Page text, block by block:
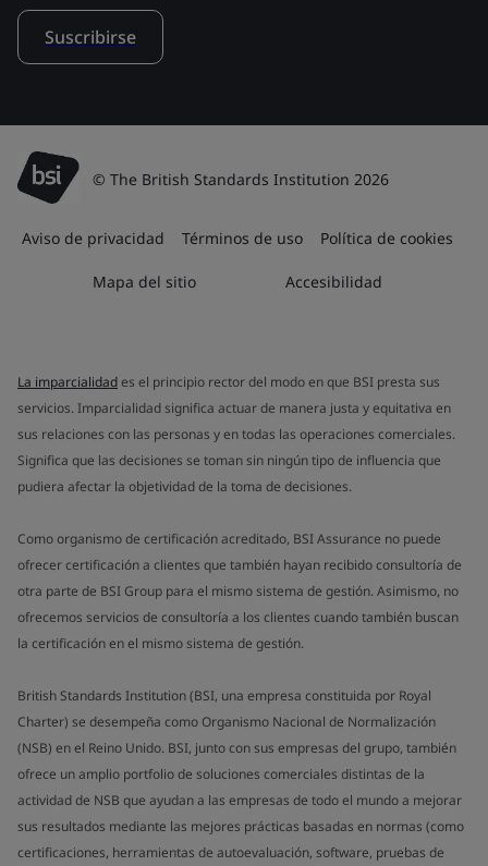
Suscribirse
© The British Standards Institution 2026
Aviso de privacidad Términos de uso Política de cookies
Mapa del sitio Accesibilidad
La imparcialidades el principio rector del modo en que BSI presta sus
servicios. Imparcialidad significa actuar de manera justa y equitativa en
sus relaciones con las personas y en todas las operaciones comerciales.
Significa que las decisiones se toman sin ningún tipo de influencia que
pudiera afectar la objetividad de la toma de decisiones.
Como organismo de certificación acreditado, BSI Assurance no puede
ofrecer certificación a clientes que también hayan recibido consultoría de
otra parte de BSI Group para el mismo sistema de gestión. Asimismo, no
ofrecemos servicios de consultoría a los clientes cuando también buscan
la certificación en el mismo sistema de gestión.
British Standards Institution (BSI, una empresa constituida por Royal
Charter) se desempeña como Organismo Nacional de Normalización
(NSB) en el Reino Unido. BSI, junto con sus empresas del grupo, también
ofrece un amplio portfolio de soluciones comerciales distintas de la
actividad de NSB que ayudan a las empresas de todo el mundo a mejorar
sus resultados mediante las mejores prácticas basadas en normas (como
certificaciones, herramientas de autoevaluación, software, pruebas de